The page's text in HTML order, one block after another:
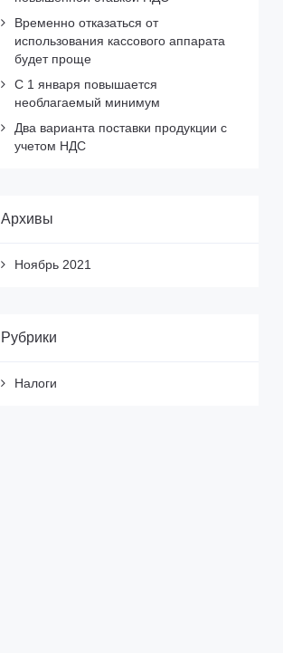
Временно отказаться от
использования кассового аппарата
будет проще
С 1 января повышается
необлагаемый минимум
Два варианта поставки продукции с
учетом НДС
Архивы
Ноябрь 2021
Рубрики
Налоги